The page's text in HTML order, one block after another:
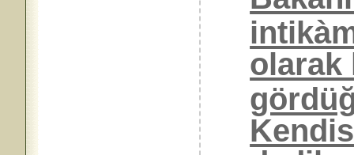
olarak